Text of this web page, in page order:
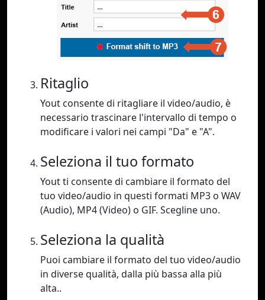
Ritaglio
Yout consente di ritagliare il video/audio, è
necessario trascinare l'intervallo di tempo o
modificare i valori nei campi "Da" e "A".
Seleziona il tuo formato
Yout ti consente di cambiare il formato del
tuo video/audio in questi formati MP3 o WAV
(Audio), MP4 (Video) o GIF. Scegline uno.
Seleziona la qualità
Puoi cambiare il formato del tuo video/audio
in diverse qualità, dalla più bassa alla più
alta..